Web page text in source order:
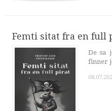
Femti sitat fra en full
De sa
finner